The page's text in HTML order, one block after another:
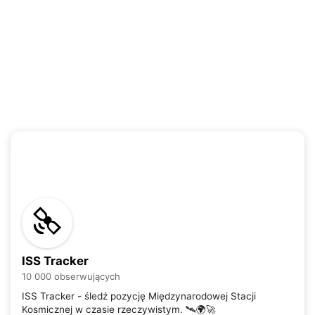
ISS Tracker
10 000 obserwujących
ISS Tracker - śledź pozycję Międzynarodowej Stacji
Kosmicznej w czasie rzeczywistym. 🛰️🌍🚀